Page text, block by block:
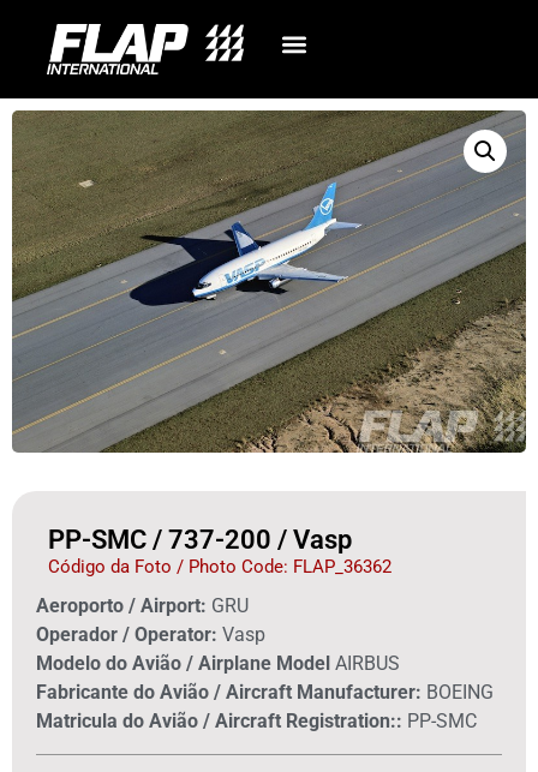
PP-SMC / 737-200 / Vasp
Código da Foto / Photo Code: FLAP_36362
Aeroporto / Airport: GRU
Operador / Operator: Vasp
Modelo do Avião / Airplane Model AIRBUS
Fabricante do Avião / Aircraft Manufacturer: BOEING
Matricula do Avião / Aircraft Registration:: PP-SMC